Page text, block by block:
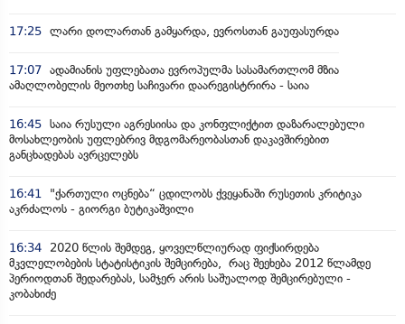
17:25 ლარი დოლართან გამყარდა, ევროსთან გაუფასურდა
17:07 ადამიანის უფლებათა ევროპულმა სასამართლომ მზია
ამაღლობელის მეოთხე საჩივარი დაარეგისტრირა - საია
16:45 საია რუსული აგრესიისა და კონფლიქტით დაზარალებული
მოსახლეობის უფლებრივ მდგომარეობასთან დაკავშირებით
განცხადებას ავრცელებს
16:41
"ქართული ოცნება“ ცდილობს ქვეყანაში რუსეთის კრიტიკა
აკრძალოს - გიორგი ბუტიკაშვილი
16:34
2020 წლის შემდეგ, ყოველწლიურად ფიქსირდება
მკვლელობების სტატისტიკის შემცირება, რაც შეეხება 2012 წლამდე
პერიოდთან შედარებას, სამჯერ არის საშუალოდ შემცირებული -
კობახიძე